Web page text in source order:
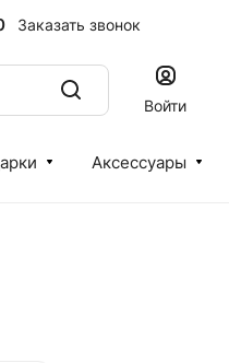
Заказать звонок
Войти
Аксессуары